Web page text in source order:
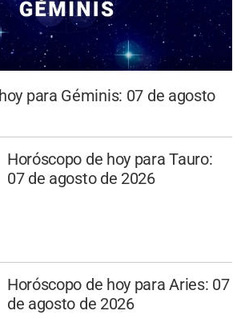
para Géminis: 07 de agosto
Horóscopo de hoy para Tauro:
07 de agosto de 2026
Horóscopo de hoy para Aries: 07
de agosto de 2026